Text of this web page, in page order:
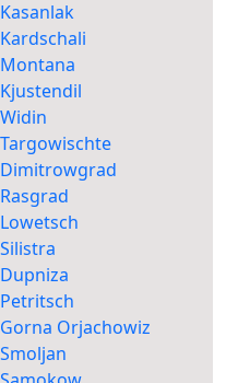
Orjachowiz